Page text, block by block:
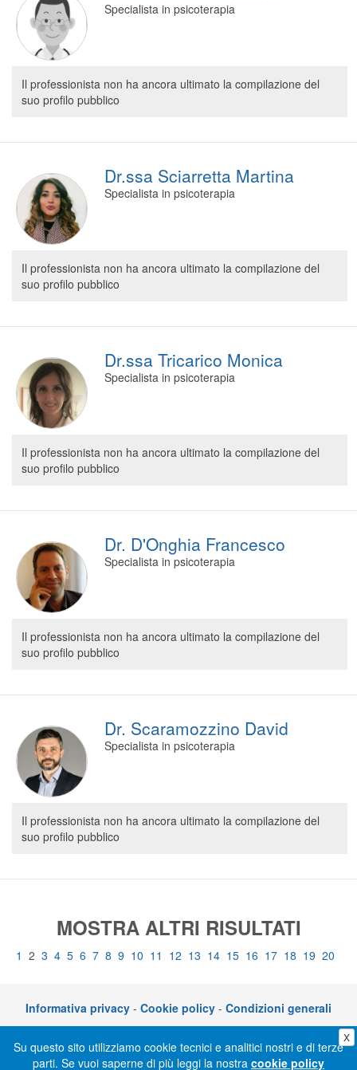
Specialista in psicoterapia
Il professionista non ha ancora ultimato la compilazione del
suo profilo pubblico
Dr.ssa Sciarretta Martina
Specialista in psicoterapia
Il professionista non ha ancora ultimato la compilazione del
suo profilo pubblico
Dr.ssa Tricarico Monica
Specialista in psicoterapia
Il professionista non ha ancora ultimato la compilazione del
suo profilo pubblico
Dr. D'Onghia Francesco
Specialista in psicoterapia
Il professionista non ha ancora ultimato la compilazione del
suo profilo pubblico
Dr. Scaramozzino David
Specialista in psicoterapia
Il professionista non ha ancora ultimato la compilazione del
suo profilo pubblico
MOSTRA ALTRI RISULTATI
1 2 3 4 5 6 7 8 9 10 11 12 13 14 15 16 17 18 19 20
Su questo sito utilizziamo cookie tecnici e analitici nostri e di terze
parti. Se vuoi saperne di più leggi la nostra cookie policy
X
Informativa privacy - Cookie policy - Condizioni generali
CLICKDOC è un servizio di CGM Italia S.r.l. - P.I. 05014030729 – Via adriano
Olivetti 10, 70056 Molfetta (BA)